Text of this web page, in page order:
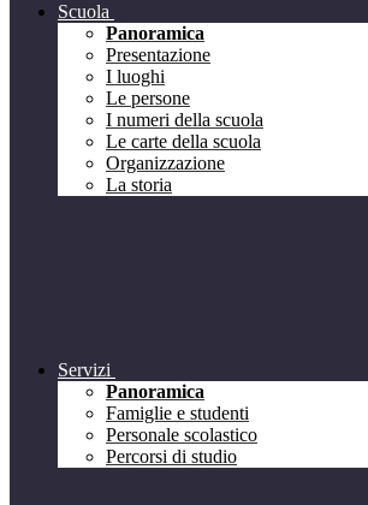
Scuola
Panoramica
Presentazione
I luoghi
Le persone
I numeri della scuola
Le carte della scuola
Organizzazione
La storia
Servizi
Panoramica
Famiglie e studenti
Personale scolastico
Percorsi di studio